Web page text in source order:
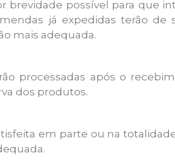
brevidade possível para que
já expedidas terão de
mais adequada.
processadas após o
dos produtos.
em parte ou na